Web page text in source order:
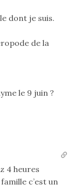
dont je suis.
de la
le 9 juin ?
4 heures
c’est un